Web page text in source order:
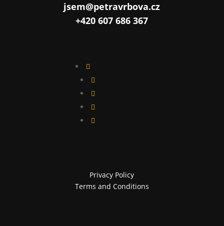
jsem@petravrbova.cz
+420 607 686 367





Privacy Policy
Terms and Conditions